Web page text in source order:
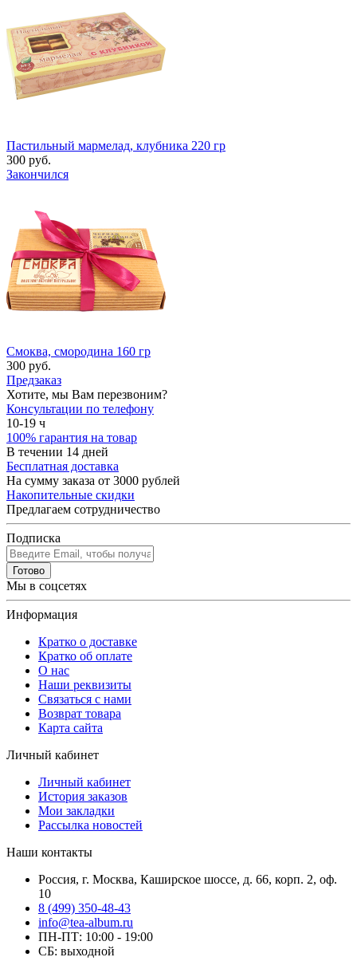
Пастильный мармелад, клубника 220 гр
300 руб.
Закончился
Смоква, смородина 160 гр
300 руб.
Предзаказ
Хотите, мы Вам перезвоним?
Консультации по телефону
10-19 ч
100% гарантия на товар
В течении 14 дней
Бесплатная доставка
На сумму заказа от 3000 рублей
Накопительные скидки
Предлагаем сотрудничество
Подписка
Готово
Мы в соцсетях
Информация
Кратко о доставке
Кратко об оплате
О нас
Наши реквизиты
Связаться с нами
Возврат товара
Карта сайта
Личный кабинет
Личный кабинет
История заказов
Мои закладки
Рассылка новостей
Наши контакты
Россия, г. Москва, Каширское шоссе, д. 66, корп. 2, оф.
10
8 (499) 350-48-43
info@tea-album.ru
ПН-ПТ: 10:00 - 19:00
СБ: выходной